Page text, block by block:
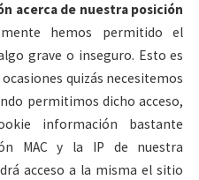
acerca de nuestra posición
hemos permitido el
grave o inseguro. Esto es
quizás necesitemos
permitimos dicho acceso,
información bastante
MAC y la IP de nuestra
acceso a la misma el sitio